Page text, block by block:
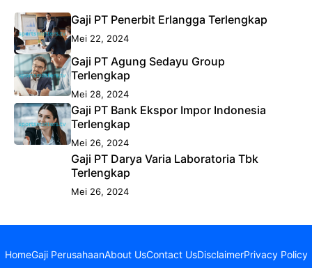
Gaji PT Penerbit Erlangga Terlengkap
Mei 22, 2024
Gaji PT Agung Sedayu Group
Terlengkap
Mei 28, 2024
Gaji PT Bank Ekspor Impor Indonesia
Terlengkap
Mei 26, 2024
Gaji PT Darya Varia Laboratoria Tbk
Terlengkap
Mei 26, 2024
HomeGaji PerusahaanAbout UsContact UsDisclaimerPrivacy Policy